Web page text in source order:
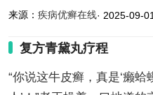
来源： 疾病优癣在线· 2025-09-01
复方青黛丸疗程
“你说这牛皮癣，真是‘癞